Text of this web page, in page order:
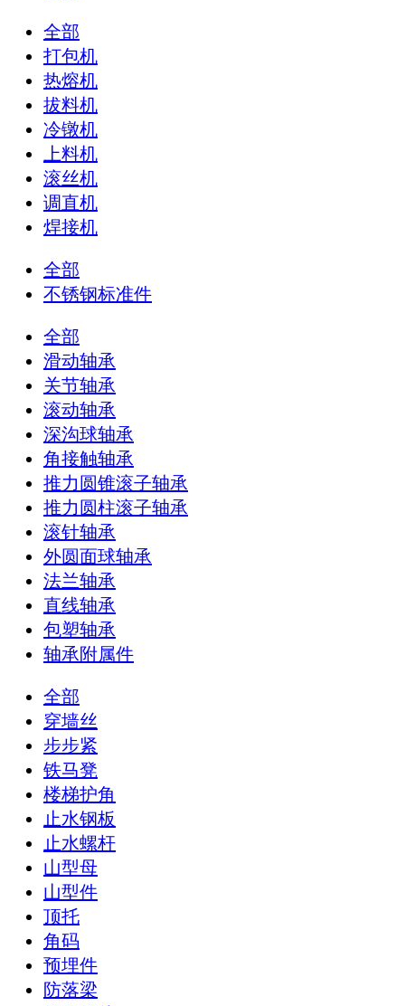
全部
打包机
热熔机
拔料机
冷镦机
上料机
滚丝机
调直机
焊接机
全部
不锈钢标准件
全部
滑动轴承
关节轴承
滚动轴承
深沟球轴承
角接触轴承
推力圆锥滚子轴承
推力圆柱滚子轴承
滚针轴承
外圆面球轴承
法兰轴承
直线轴承
包塑轴承
轴承附属件
全部
穿墙丝
步步紧
铁马凳
楼梯护角
止水钢板
止水螺杆
山型母
山型件
顶托
角码
预埋件
防落梁